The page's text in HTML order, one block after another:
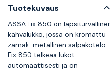
Tuotekuvaus
ASSA Fix 850 on
kahvalukko, jossa on kromattu
zamak-metallinen salpakotelo.
Fix 850 telkeää lukot
automaattisesti ja on